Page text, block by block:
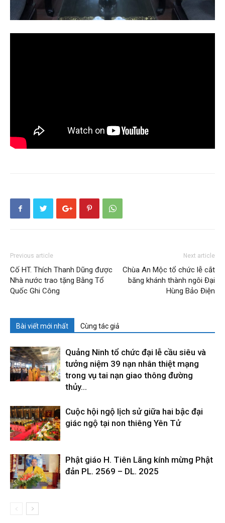
Previous article
Cố HT. Thích Thanh Dũng được
Nhà nước trao tặng Bằng Tổ
Quốc Ghi Công
Next article
Chùa An Mộc tổ chức lễ cắt
băng khánh thành ngôi Đại
Hùng Bảo Điện
Bài viết mới nhất Cùng tác giả
Quảng Ninh tổ chức đại lễ cầu siêu và
tưởng niệm 39 nạn nhân thiệt mạng
trong vụ tai nạn giao thông đường
thủy...
Cuộc hội ngộ lịch sử giữa hai bậc đại
giác ngộ tại non thiêng Yên Tử
Phật giáo H. Tiên Lãng kính mừng Phật
đản PL. 2569 – DL. 2025